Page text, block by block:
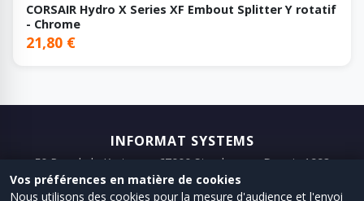
CORSAIR Hydro X Series XF Embout Splitter Y rotatif
- Chrome
21,80 €
INFORMAT SYSTEMS
50 Rue de la Krutenau, 67000 Strasbourg · Depuis 1993
Vos préférences en matière de cookies
Nous utilisons des cookies pour la mesure d'audience et l'envoi